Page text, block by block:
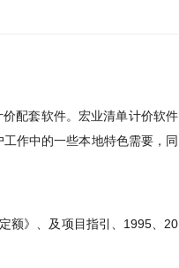
配套软件。宏业清单计价软件
作中的一些本地特色需要，同
额》、及项目指引、1995、20